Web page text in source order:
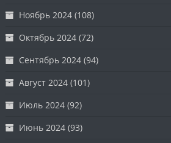
Ноябрь 2024 (108)
Октябрь 2024 (72)
Сентябрь 2024 (94)
Август 2024 (101)
Июль 2024 (92)
Июнь 2024 (93)